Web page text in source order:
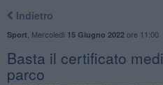
Indietro
Sport Mercoledì 15 Giugno 2022ore 11:00
Basta il certificato
parco